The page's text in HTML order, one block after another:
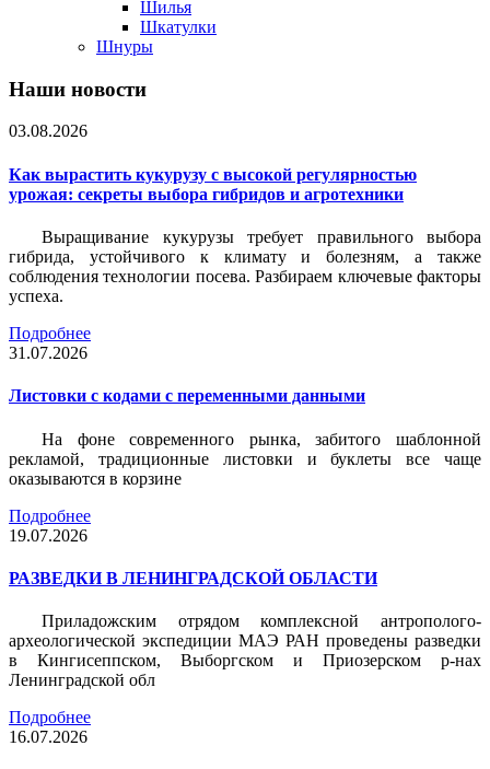
Шилья
Шкатулки
Шнуры
Наши новости
03.08.2026
Как вырастить кукурузу с высокой регулярностью
урожая: секреты выбора гибридов и агротехники
Выращивание кукурузы требует правильного выбора
гибрида, устойчивого к климату и болезням, а также
соблюдения технологии посева. Разбираем ключевые факторы
успеха.
Подробнее
31.07.2026
Листовки c кодами с переменными данными
На фоне современного рынка, забитого шаблонной
рекламой, традиционные листовки и буклеты все чаще
оказываются в корзине
Подробнее
19.07.2026
РАЗВЕДКИ В ЛЕНИНГРАДСКОЙ ОБЛАСТИ
Приладожским отрядом комплексной антрополого-
археологической экспедиции МАЭ РАН проведены разведки
в Кингисеппском, Выборгском и Приозерском р-нах
Ленинградской обл
Подробнее
16.07.2026